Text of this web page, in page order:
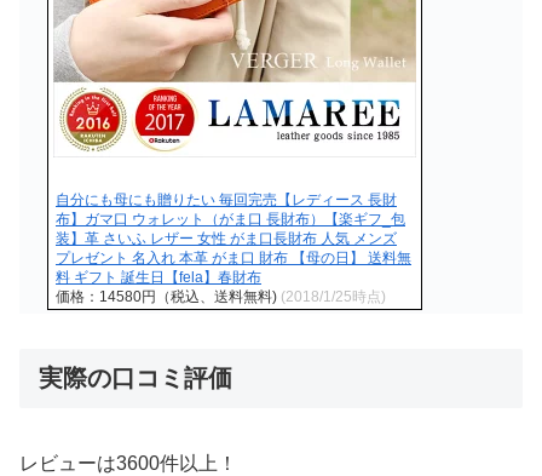
自分にも母にも贈りたい 毎回完売【レディース 長財
布】ガマ口 ウォレット（がま口 長財布）【楽ギフ_包
装】革 さいふ レザー 女性 がま口長財布 人気 メンズ
プレゼント 名入れ 本革 がま口 財布 【母の日】 送料無
料 ギフト 誕生日【fela】春財布
価格：14580円（税込、送料無料) (2018/1/25時点)
実際の口コミ評価
レビューは3600件以上！